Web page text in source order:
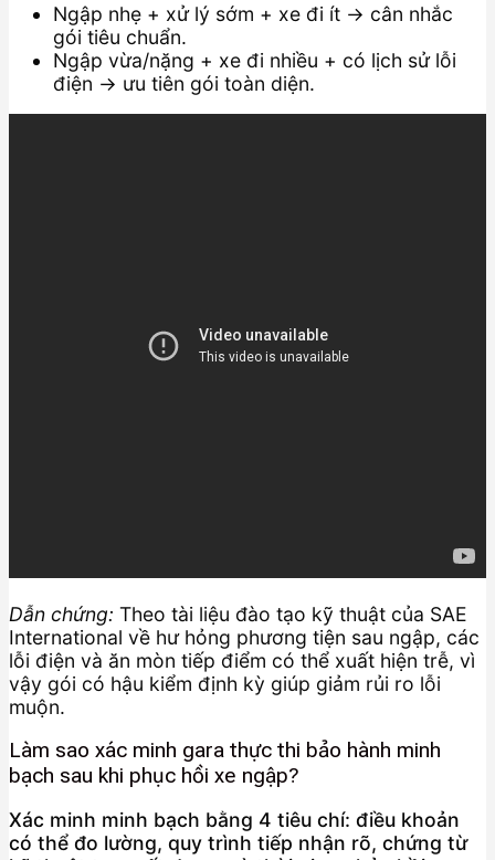
Ngập nhẹ + xử lý sớm + xe đi ít → cân nhắc
gói tiêu chuẩn.
Ngập vừa/nặng + xe đi nhiều + có lịch sử lỗi
điện → ưu tiên gói toàn diện.
Dẫn chứng: Theo tài liệu đào tạo kỹ thuật của SAE
International về hư hỏng phương tiện sau ngập, các
lỗi điện và ăn mòn tiếp điểm có thể xuất hiện trễ, vì
vậy gói có hậu kiểm định kỳ giúp giảm rủi ro lỗi
muộn.
Làm sao xác minh gara thực thi bảo hành minh
bạch sau khi phục hồi xe ngập?
Xác minh minh bạch bằng 4 tiêu chí: điều khoản
có thể đo lường, quy trình tiếp nhận rõ, chứng từ